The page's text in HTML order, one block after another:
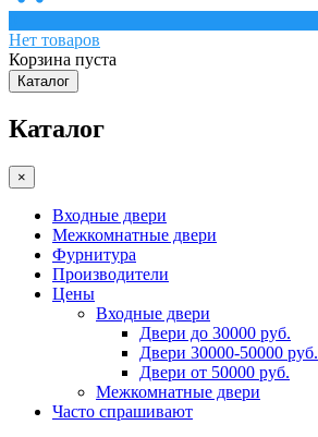
Нет товаров
Корзина пуста
Каталог
Каталог
×
Входные двери
Межкомнатные двери
Фурнитура
Производители
Цены
Входные двери
Двери до 30000 руб.
Двери 30000-50000 руб.
Двери от 50000 руб.
Межкомнатные двери
Часто спрашивают